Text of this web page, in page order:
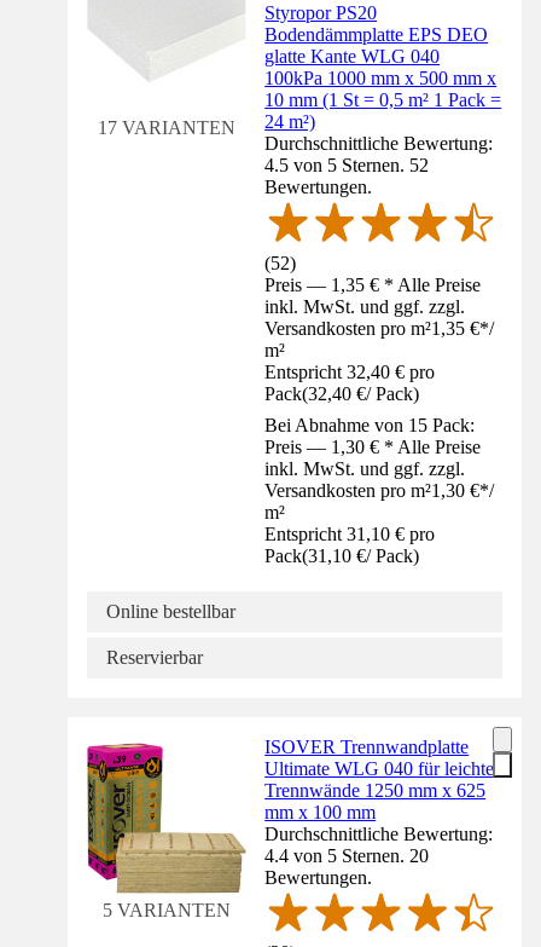
17 VARIANTEN
Styropor PS20
Bodendämmplatte EPS DEO
glatte Kante WLG 040
100kPa 1000 mm x 500 mm x
10 mm (1 St = 0,5 m² 1 Pack =
24 m²)
Durchschnittliche Bewertung:
4.5 von 5 Sternen. 52
Bewertungen.
(52)
Preis — 1,35 € * Alle Preise
inkl. MwSt. und ggf. zzgl.
Versandkosten pro m²1,35 €*/
m²
Entspricht 32,40 € pro
Pack(32,40 €/ Pack)
Bei Abnahme von 15 Pack:
Preis — 1,30 € * Alle Preise
inkl. MwSt. und ggf. zzgl.
Versandkosten pro m²1,30 €*/
m²
Entspricht 31,10 € pro
Pack(31,10 €/ Pack)
Online bestellbar
Reservierbar
5 VARIANTEN
ISOVER Trennwandplatte
Ultimate WLG 040 für leichte
Trennwände 1250 mm x 625
mm x 100 mm
Durchschnittliche Bewertung:
4.4 von 5 Sternen. 20
Bewertungen.